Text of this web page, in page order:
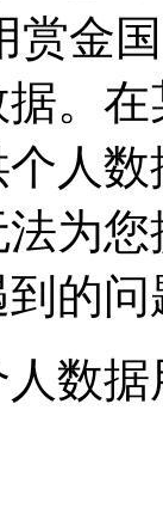
金国
。在
数据
为您
的问
数据